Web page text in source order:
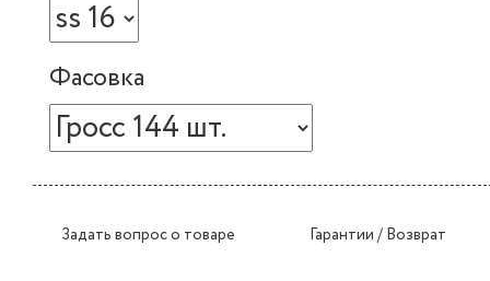
Фасовка
Задать вопрос о товаре Гарантии / Возврат